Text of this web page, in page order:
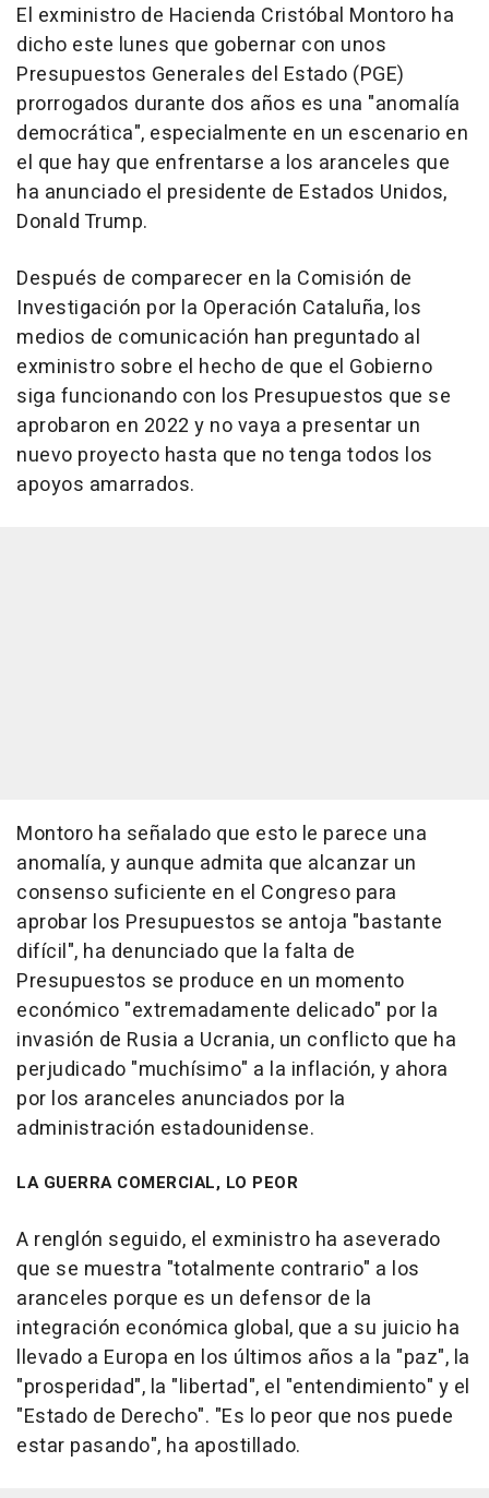
El exministro de Hacienda Cristóbal Montoro ha
dicho este lunes que gobernar con unos
Presupuestos Generales del Estado (PGE)
prorrogados durante dos años es una "anomalía
democrática", especialmente en un escenario en
el que hay que enfrentarse a los aranceles que
ha anunciado el presidente de Estados Unidos,
Donald Trump.
Después de comparecer en la Comisión de
Investigación por la Operación Cataluña, los
medios de comunicación han preguntado al
exministro sobre el hecho de que el Gobierno
siga funcionando con los Presupuestos que se
aprobaron en 2022 y no vaya a presentar un
nuevo proyecto hasta que no tenga todos los
apoyos amarrados.
Montoro ha señalado que esto le parece una
anomalía, y aunque admita que alcanzar un
consenso suficiente en el Congreso para
aprobar los Presupuestos se antoja "bastante
difícil", ha denunciado que la falta de
Presupuestos se produce en un momento
económico "extremadamente delicado" por la
invasión de Rusia a Ucrania, un conflicto que ha
perjudicado "muchísimo" a la inflación, y ahora
por los aranceles anunciados por la
administración estadounidense.
LA GUERRA COMERCIAL, LO PEOR
A renglón seguido, el exministro ha aseverado
que se muestra "totalmente contrario" a los
aranceles porque es un defensor de la
integración económica global, que a su juicio ha
llevado a Europa en los últimos años a la "paz", la
"prosperidad", la "libertad", el "entendimiento" y el
"Estado de Derecho". "Es lo peor que nos puede
estar pasando", ha apostillado.